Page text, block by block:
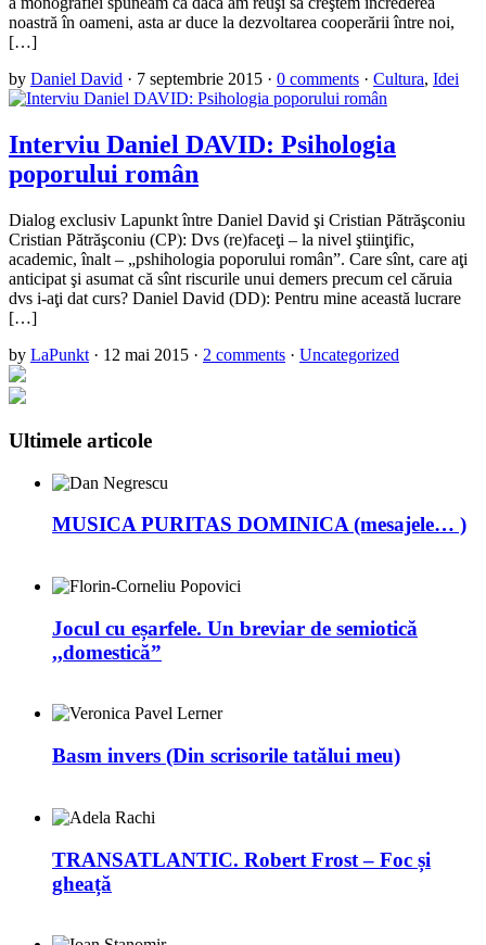
noastră în oameni, asta ar duce la dezvoltarea cooperării între noi,
[…]
by Daniel David · 7 septembrie 2015 · 0 comments · Cultura, Idei
Interviu Daniel DAVID: Psihologia
poporului român
Dialog exclusiv Lapunkt între Daniel David şi Cristian Pătrăşconiu
Cristian Pătrăşconiu (CP): Dvs (re)faceţi – la nivel ştiinţific,
academic, înalt – „pshihologia poporului român”. Care sînt, care aţi
anticipat şi asumat că sînt riscurile unui demers precum cel căruia
dvs i-aţi dat curs? Daniel David (DD): Pentru mine această lucrare
[…]
by LaPunkt · 12 mai 2015 · 2 comments · Uncategorized
Ultimele articole
MUSICA PURITAS DOMINICA (mesajele… )
Jocul cu eșarfele. Un breviar de semiotică
,,domestică”
Basm invers (Din scrisorile tatălui meu)
TRANSATLANTIC. Robert Frost – Foc și
gheață